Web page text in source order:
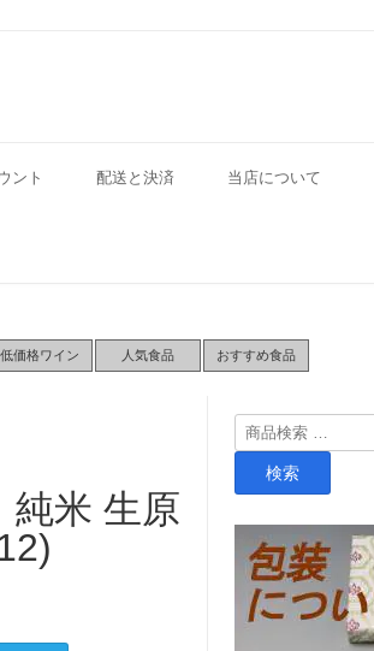
ント 配送と決済 当店について
低価格ワイン 人気食品 おすすめ食品
純米 生原
検
索
検索